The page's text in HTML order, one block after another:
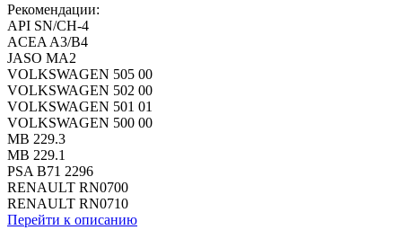
Рекомендации:
API SN/CH-4
ACEA A3/B4
JASO MA2
VOLKSWAGEN 505 00
VOLKSWAGEN 502 00
VOLKSWAGEN 501 01
VOLKSWAGEN 500 00
MB 229.3
MB 229.1
PSA B71 2296
RENAULT RN0700
RENAULT RN0710
Перейти к описанию